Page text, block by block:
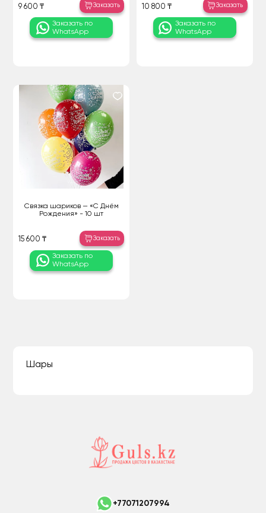
9 600 ₸ Заказать
Заказать по
WhatsApp
10 800 ₸ Заказать
Заказать по
WhatsApp
Связка шариков — «С Днём
Рождения» - 10 шт
15 600 ₸ Заказать
Заказать по
WhatsApp
Шары
+77071207994